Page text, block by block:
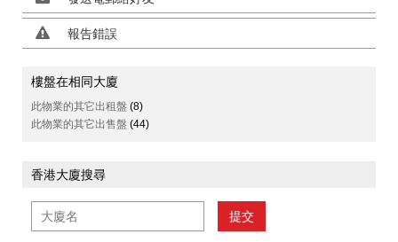
報告錯誤
樓盤在相同大廈
此物業的其它出租盤 (8)
此物業的其它出售盤 (44)
香港大廈搜尋
提交